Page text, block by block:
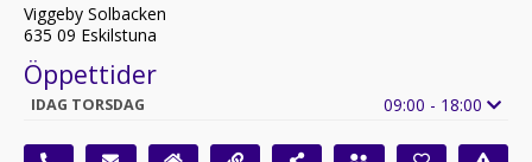
Viggeby Solbacken
635 09 Eskilstuna
Öppettider
IDAG TORSDAG 09:00 - 18:00